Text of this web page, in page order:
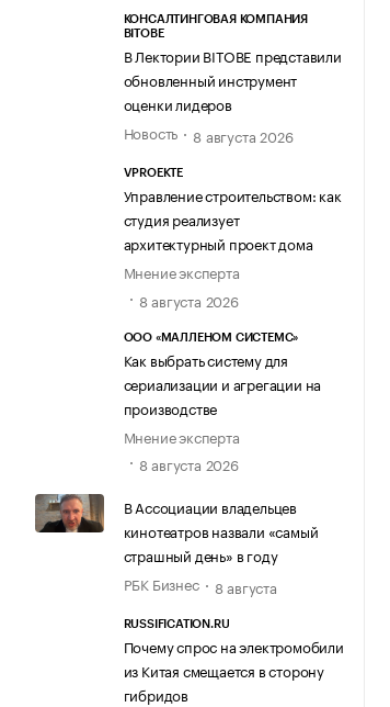
КОНСАЛТИНГОВАЯ КОМПАНИЯ
BITOBE
В Лектории BITOBE представили
обновленный инструмент
оценки лидеров
Новость
8 августа 2026
VPROEKTE
Управление строительством: как
студия реализует
архитектурный проект дома
Мнение эксперта
8 августа 2026
ООО «МАЛЛЕНОМ СИСТЕМС»
Как выбрать систему для
сериализации и агрегации на
производстве
Мнение эксперта
8 августа 2026
В Ассоциации владельцев
кинотеатров назвали «самый
страшный день» в году
РБК Бизнес
8 августа
RUSSIFICATION.RU
Почему спрос на электромобили
из Китая смещается в сторону
гибридов